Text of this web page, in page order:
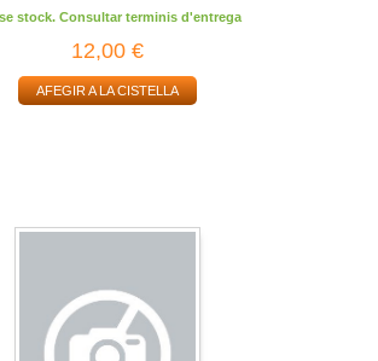
stock. Consultar terminis d'entrega
12,00 €
AFEGIR A LA CISTELLA